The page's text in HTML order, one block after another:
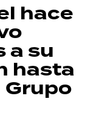
hace
a su
hasta